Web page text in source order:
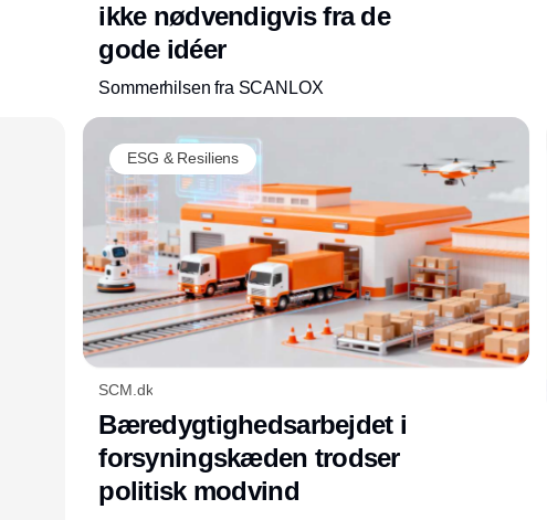
ikke nødvendigvis fra de
gode idéer
Sommerhilsen fra SCANLOX
ESG & Resiliens
SCM.dk
Bæredygtighedsarbejdet i
forsyningskæden trodser
politisk modvind